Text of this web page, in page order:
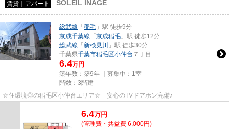
賃貸｜アパート SOLEIL INAGE
総武線 「 稲毛 」駅 徒歩9分
京成千葉線 「 京成稲毛 」駅 徒歩12分
総武線 「 新検見川
」駅 徒歩30分
千葉県千葉市稲毛区小仲台 ７丁目
6.4万円
築年数：築9年 ｜募集中： 1室
階数：3階建
☆住環境◎の稲毛区小仲台エリア☆ 安心のTVドアホン完備♪
6.4万円
(管理費・共益費 6,000円)